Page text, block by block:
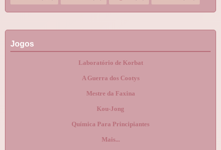
Jogos
Laboratório de Korbat
A Guerra dos Cootys
Mestre da Faxina
Kou-Jong
Química Para Principiantes
Mais...